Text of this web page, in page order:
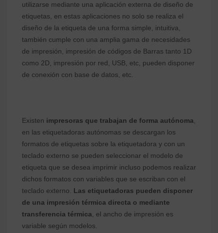
utilizarse mediante una aplicación externa de diseño de
etiquetas, en estas aplicaciones no solo se realiza el
diseño de la etiqueta de una forma simple, intuitiva,
también cumple con una amplia gama de necesidades
de impresión, impresión de códigos de Barras tanto 1D
como 2D, impresión por red, USB, etc, pueden disponer
de conexión con base de datos, etc.
Existen impresoras que trabajan de forma autónoma,
en las etiquetadoras autónomas se descargan los
formatos de etiquetas sobre la etiquetadora y con un
teclado externo se pueden seleccionar el modelo de
etiqueta que se desea imprimir incluso podemos realizar
dichos formatos con variables que se escriban con el
teclado externo. Las etiquetadoras pueden disponer
de una impresión térmica directa o mediante
transferencia térmica, el ancho de impresión es
variable según modelos.